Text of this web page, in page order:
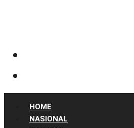
HOME
NASIONAL